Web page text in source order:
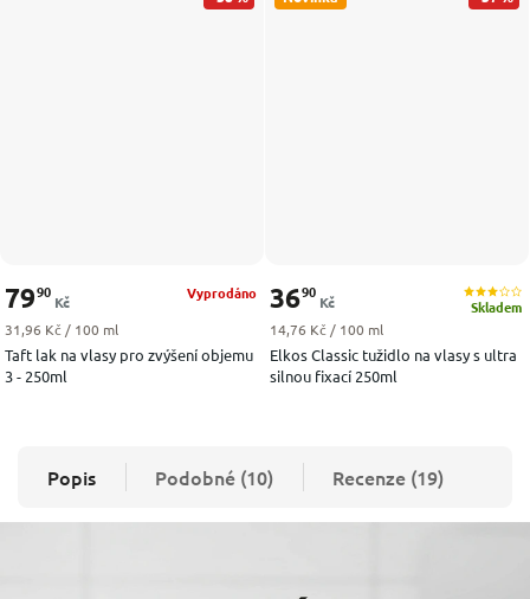
Taft lak na vlasy pro zvýšení objemu
3 - 250ml
Vyprodáno
7990
Kč
Měrná cena:
31,96 Kč / 100 ml
Elkos Classic tužidlo na vlasy s ultra
silnou fixací 250ml
Skladem
3690
Kč
Měrná cena:
14,76 Kč / 100 ml
Popis Podobné (10) Recenze (19)